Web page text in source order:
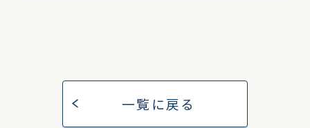
一覧に戻る